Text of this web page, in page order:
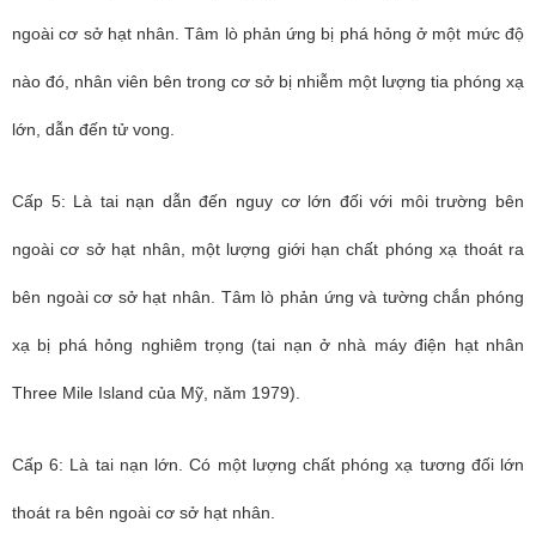
ngoài cơ sở hạt nhân. Tâm lò phản ứng bị phá hỏng ở một mức độ
nào đó, nhân viên bên trong cơ sở bị nhiễm một lượng tia phóng xạ
lớn, dẫn đến tử vong.
Cấp 5: Là tai nạn dẫn đến nguy cơ lớn đối với môi trường bên
ngoài cơ sở hạt nhân, một lượng giới hạn chất phóng xạ thoát ra
bên ngoài cơ sở hạt nhân. Tâm lò phản ứng và tường chắn phóng
xạ bị phá hỏng nghiêm trọng (tai nạn ở nhà máy điện hạt nhân
Three Mile Island của Mỹ, năm 1979).
Cấp 6: Là tai nạn lớn. Có một lượng chất phóng xạ tương đối lớn
thoát ra bên ngoài cơ sở hạt nhân.